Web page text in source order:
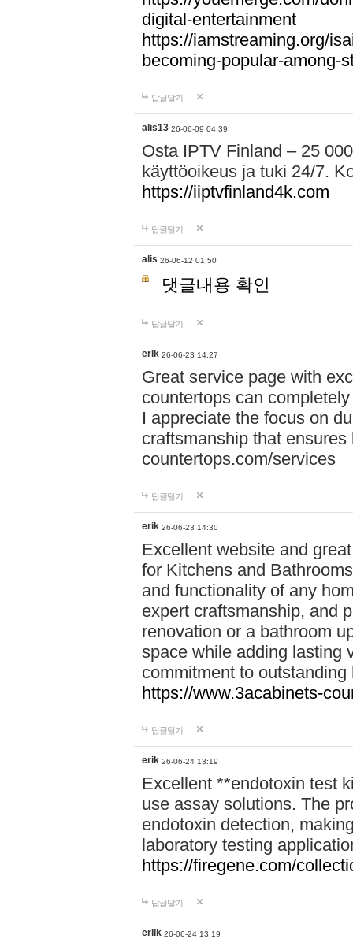
digital-entertainment
https://iamstreaming.org/
becoming-popular-among-
답글달기
alis13 26-06-09 04:39
Osta IPTV Finland – 25
käyttöoikeus ja tuki 24/7.
https://iiptvfinland4k.com
답글달기
alis 26-06-12 01:50
댓글내용 확인
답글달기
erik 26-06-23 14:27
Great service page with
countertops can
I appreciate the focus on
craftsmanship that
countertops.com/services
답글달기
erik 26-06-23 14:30
Excellent website and
for Kitchens and
and functionality of any
expert craftsmanship, and
renovation or a bathroom
space while adding lasting
commitment to
https://www.3acabinets-
답글달기
erik 26-06-24 13:19
Excellent **endotoxin test
use assay solutions. The
endotoxin detection,
laboratory testing
https://firegene.com/
답글달기
eriik 26-06-24 13:19